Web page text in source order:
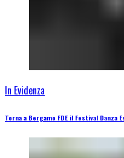
In Evidenza
Torna a Bergamo FDE il Festival Danza